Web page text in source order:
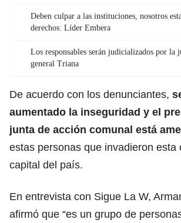
Deben culpar a las instituciones, nosotros
derechos: Líder Embera
Los responsables serán judicializados por la
general Triana
De acuerdo con los denunciantes,
aumentado la inseguridad y el
junta de acción comunal está
estas personas que invadieron esta
capital del país.
En entrevista con Sigue La W,
afirmó que “es un grupo de